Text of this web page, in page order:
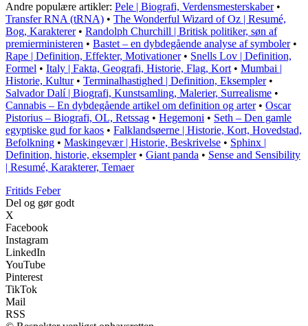
Andre populære artikler: Pele | Biografi, Verdensmesterskaber•
Transfer RNA (tRNA) • The Wonderful Wizard of Oz | Resumé,
Bog, Karakterer• Randolph Churchill | Britisk politiker, søn af
premierministeren • Bastet – en dybdegående analyse af symboler•
Rape | Definition, Effekter, Motivationer• Snells Lov | Definition,
Formel • Italy | Fakta, Geografi, Historie, Flag, Kort • Mumbai |
Historie, Kultur• Terminalhastighed | Definition, Eksempler•
Salvador Dalí | Biografi, Kunstsamling, Malerier, Surrealisme •
Cannabis – En dybdegående artikel om definition og arter• Oscar
Pistorius – Biografi, OL, Retssag • Hegemoni • Seth – Den gamle
egyptiske gud for kaos • Falklandsøerne | Historie, Kort, Hovedstad,
Befolkning • Maskingevær | Historie, Beskrivelse • Sphinx |
Definition, historie, eksempler• Giant panda • Sense and Sensibility
| Resumé, Karakterer, Temaer
Fritids Feber
Del og gør godt
X
Facebook
Instagram
LinkedIn
YouTube
Pinterest
TikTok
Mail
RSS